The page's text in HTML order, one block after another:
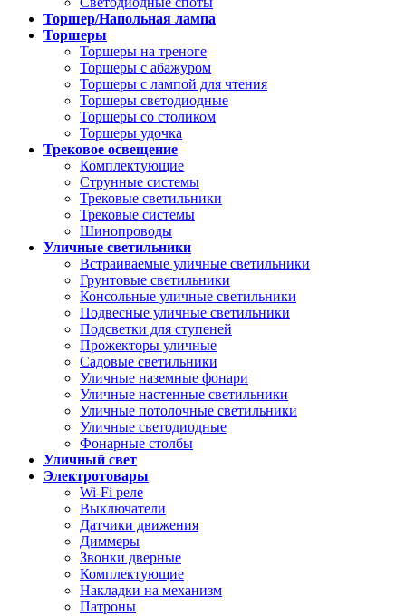
Торшер/Напольная лампа
Торшеры
Торшеры на треноге
Торшеры с абажуром
Торшеры с лампой для чтения
Торшеры светодиодные
Торшеры со столиком
Торшеры удочка
Трековое освещение
Комплектующие
Струнные системы
Трековые светильники
Трековые системы
Шинопроводы
Уличные светильники
Встраиваемые уличные светильники
Грунтовые светильники
Консольные уличные светильники
Подвесные уличные светильники
Подсветки для ступеней
Прожекторы уличные
Садовые светильники
Уличные наземные фонари
Уличные настенные светильники
Уличные потолочные светильники
Уличные светодиодные
Фонарные столбы
Уличный свет
Электротовары
Wi-Fi реле
Выключатели
Датчики движения
Диммеры
Звонки дверные
Комплектующие
Накладки на механизм
Патроны